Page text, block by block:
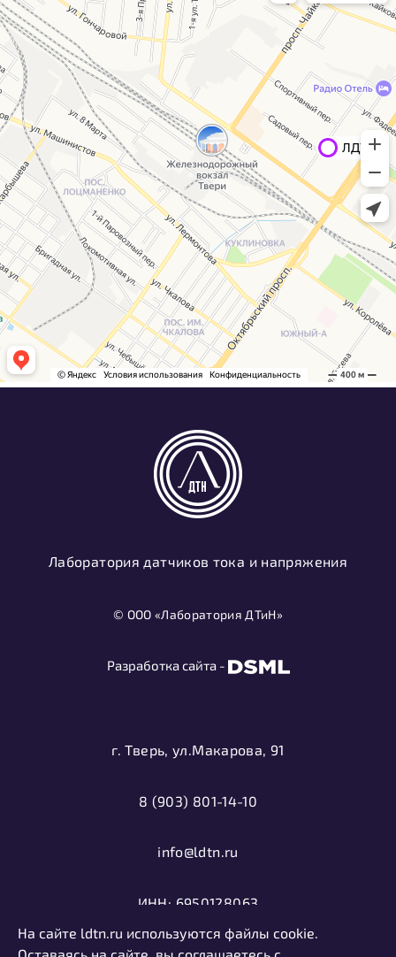
Лаборатория датчиков тока и напряжения
© ООО «Лаборатория ДТиН»
Разработка сайта -
г. Тверь, ул.Макарова, 91
8 (903) 801-14-10
info@ldtn.ru
ИНН: 6950128063
ОГРН: 1116952000406
На сайте ldtn.ru используются файлы cookie.